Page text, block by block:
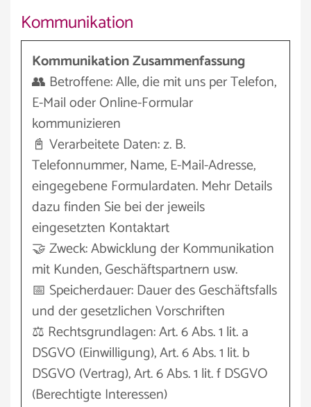
Kommunikation
Kommunikation Zusammenfassung
👥 Betroffene: Alle, die mit uns per Telefon,
E-Mail oder Online-Formular
kommunizieren
📓 Verarbeitete Daten: z. B.
Telefonnummer, Name, E-Mail-Adresse,
eingegebene Formulardaten. Mehr Details
dazu finden Sie bei der jeweils
eingesetzten Kontaktart
🤝 Zweck: Abwicklung der Kommunikation
mit Kunden, Geschäftspartnern usw.
📅 Speicherdauer: Dauer des Geschäftsfalls
und der gesetzlichen Vorschriften
⚖️ Rechtsgrundlagen: Art. 6 Abs. 1 lit. a
DSGVO (Einwilligung), Art. 6 Abs. 1 lit. b
DSGVO (Vertrag), Art. 6 Abs. 1 lit. f DSGVO
(Berechtigte Interessen)